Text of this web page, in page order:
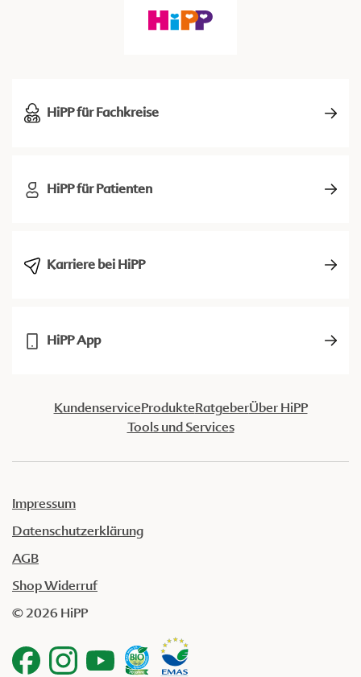
HiPP für Fachkreise
HiPP für Patienten
Karriere bei HiPP
HiPP App
KundenserviceProdukteRatgeberÜber HiPP
Tools und Services
Impressum
Datenschutzerklärung
AGB
Shop Widerruf
© 2026 HiPP